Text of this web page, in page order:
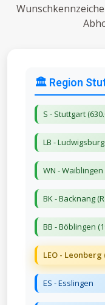
🏛️ Region
S - Stuttgart
LB - Ludwigsburg
WN -
BK - Backnang
BB - Böblingen
LEO - Leonberg
ES - Esslingen